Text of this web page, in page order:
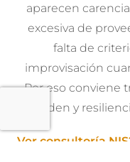
aparecen
excesiva de
falta de
improvisación
Por eso conviene
orden y
Ver consultoría